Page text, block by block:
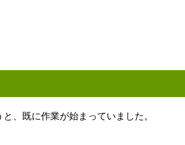
、既に作業が始まっていました。